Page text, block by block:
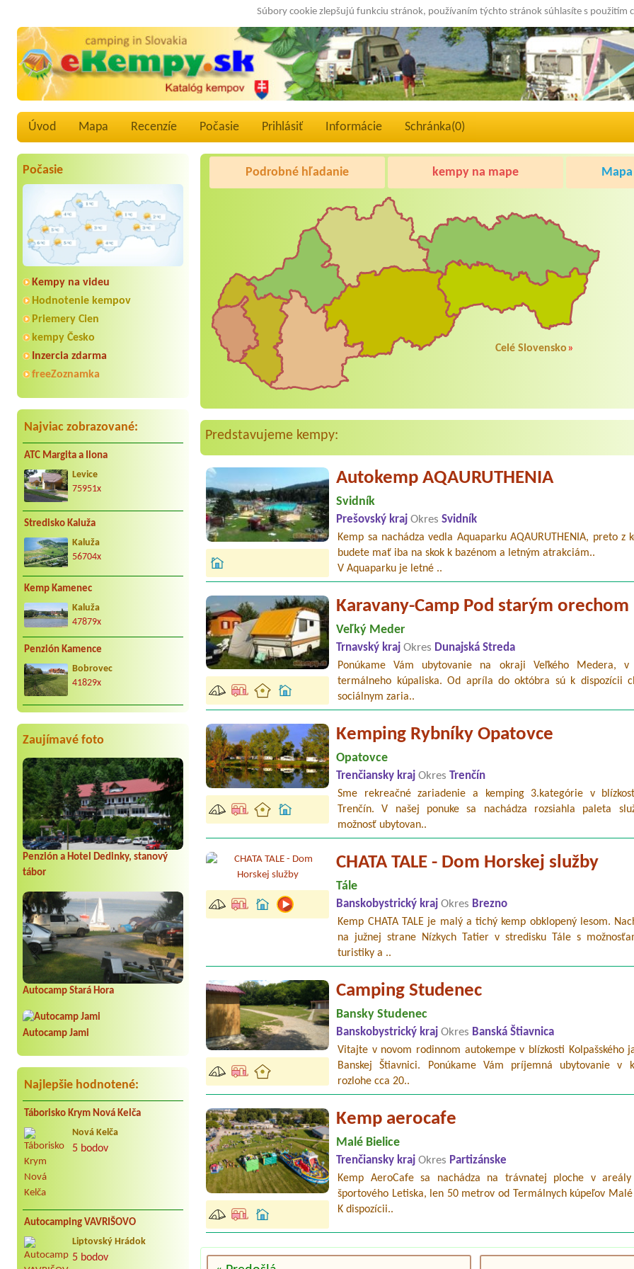
Súbory cookie zlepšujú funkciu stránok, používaním týchto stránok súhlasíte s použitím
Úvod Mapa Recenzíe Počasie Prihlásiť Informácie Schránka(0)
Počasie
Kempy na videu
Hodnotenie kempov
Priemery Cien
kempy Česko
Inzercia zdarma
freeZoznamka
Najviac zobrazované:
ATC Margita a Ilona
Levice
75951x
Stredisko Kaluža
Kaluža
56704x
Kemp Kamenec
Kaluža
47879x
Penzión Kamence
Bobrovec
41829x
Zaujímavé foto
Penzión a Hotel Dedinky, stanový
tábor
Autocamp Stará Hora
Autocamp Jami
Najlepšie hodnotené:
Táborisko Krym Nová Kelča
Nová Kelča
5 bodov
Autocamping VAVRIŠOVO
Liptovský Hrádok
5 bodov
Podrobné hľadanie kempy na mape
Celé Slovensko»
Predstavujeme kempy:
Autokemp AQAURUTHENIA
Svidník
Prešovský krajOkres Svidník
Kemp sa nachádza vedla Aquaparku AQAURUTHENIA, preto z
budete mať iba na skok k bazénom a letným atrakciám..
V Aquaparku je letné ..
Karavany-Camp Pod starým orechom
Veľký Meder
Trnavský krajOkres Dunajská Streda
Ponúkame Vám ubytovanie na okraji Veľkého Medera, v
termálneho kúpaliska. Od apríla do októbra sú k dispozícii
sociálnym zaria..
Kemping Rybníky Opatovce
Opatovce
Trenčiansky krajOkres Trenčín
Sme rekreačné zariadenie a kemping 3.kategórie v
Trenčín. V našej ponuke sa nachádza rozsiahla paleta
možnosť ubytovan..
CHATA TALE - Dom Horskej služby
Tále
Banskobystrický krajOkres Brezno
Kemp CHATA TALE je malý a tichý kemp obklopený lesom.
na južnej strane Nízkych Tatier v stredisku Tále s
turistiky a ..
Camping Studenec
Bansky Studenec
Banskobystrický krajOkres Banská Štiavnica
Vitajte v novom rodinnom autokempe v blízkosti Kolpašského
Banskej Štiavnici. Ponúkame Vám príjemná ubytovanie v
rozlohe cca 20..
Kemp aerocafe
Malé Bielice
Trenčiansky krajOkres Partizánske
Kemp AeroCafe sa nachádza na trávnatej ploche v
športového Letiska, len 50 metrov od Termálnych kúpeľov
K dispozícii..